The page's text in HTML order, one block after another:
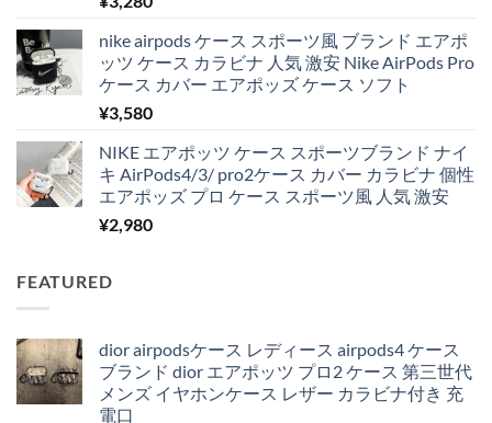
nike airpods ケース スポーツ風 ブランド エアポ
ッツ ケース カラビナ 人気 激安 Nike AirPods Pro
ケース カバー エアポッズ ケース ソフト
¥3,580
NIKE エアポッツ ケース スポーツブランド ナイ
キ AirPods4/3/ pro2ケース カバー カラビナ 個性
エアポッズ プロ ケース スポーツ風 人気 激安
¥2,980
FEATURED
dior airpodsケース レディース airpods4 ケース
ブランド dior エアポッツ プロ2 ケース 第三世代
メンズ イヤホンケース レザー カラビナ付き 充
電口